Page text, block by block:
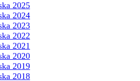
2025
2024
2023
2022
2021
2020
2019
2018